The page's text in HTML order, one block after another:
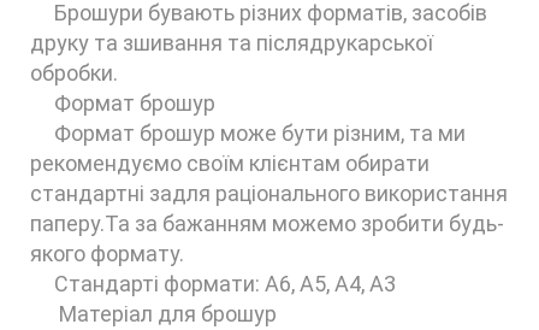
Брошури бувають різних форматів, засобів
друку та зшивання та післядрукарської
обробки.
Формат брошур
Формат брошур може бути різним, та ми
рекомендуємо своїм клієнтам обирати
стандартні задля раціонального використання
паперу.Та за бажанням можемо зробити будь-
якого формату.
Стандарті формати: А6, А5, А4, А3
Матеріал для брошур